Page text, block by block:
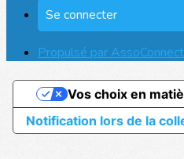
Se connecter
Propulsé par
Notification lors de la
Vos choix en